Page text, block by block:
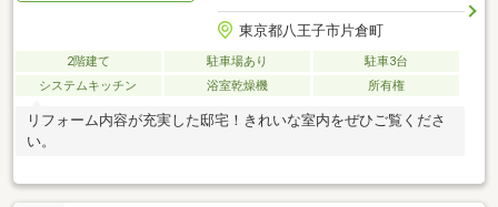
東京都八王子市片倉町
2階建て 駐車場あり
駐車3台
システムキッチン
浴室乾燥機 所有権
リフォーム内容が充実した邸宅！きれいな室内をぜひご覧くださ
い。